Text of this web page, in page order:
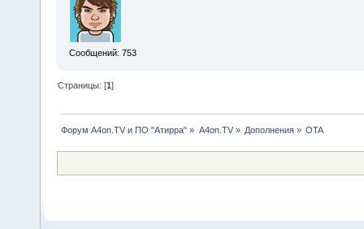
Сообщений: 753
Страницы: [1]
Форум A4on.TV и ПО "Атирра" » A4on.TV» Дополнения» OTA